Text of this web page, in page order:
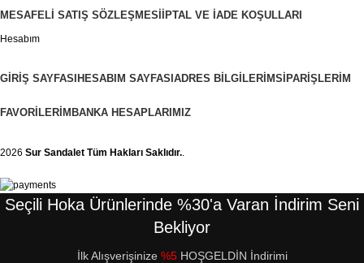
MESAFELI SATIŞ SÖZLEŞMESI İPTAL VE İADE KOŞULLARI
Hesabım
GIRIŞ SAYFASI HESABIM SAYFASI ADRES BILGILERIMSIPARIŞLERIM
FAVORILERIM BANKA HESAPLARIMIZ
2026 Sur Sandalet Tüm Hakları Saklıdır..
Seçili Hoka Ürünlerinde %30'a Varan İndirim Seni
Bekliyor
İlk Alışverişinize %5HOŞGELDİN İndirimi